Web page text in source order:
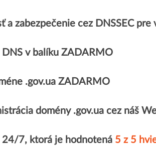
a zabezpečenie cez DNSSEC pre
DNS v balíku ZADARMO
.gov.ua ZADARMO
domény .gov.ua cez náš
24/7, ktorá je hodnotená 5 z 5